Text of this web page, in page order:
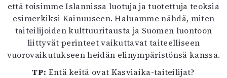
että toisimme Islannissa luotuja ja tuotettuja teoksia
esimerkiksi Kainuuseen. Haluamme nähdä, miten
taiteilijoiden kulttuuritausta ja Suomen luontoon
liittyvät perinteet vaikuttavat taiteelliseen
vuorovaikutukseen heidän elinympäristönsä kanssa.
TP: Entä keitä ovat Kasviaika-taiteilijat?